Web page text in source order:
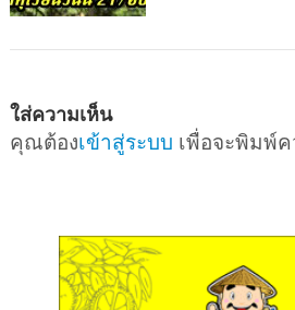
ใส่ความเห็น
คุณต้องเข้าสู่ระบบ เพื่อจะพิมพ์